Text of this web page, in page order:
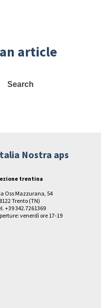
article
Search
Nostra aps
trentina
Oss Mazzurana, 54
Trento (TN)
+39 342.7261369
venerdì ore 17-19